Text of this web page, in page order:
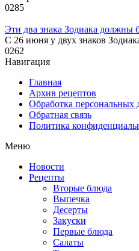
0285
Эти два знака Зодиака должны
С 26 июня у двух знаков
0262
Навигация
Главная
Архив рецептов
Обработка персональных
Обратная связь
Политика
Меню
Новости
Рецепты
Вторые блюда
Выпечка
Десерты
Закуски
Первые блюда
Салаты